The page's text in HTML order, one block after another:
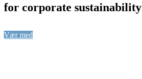
for corporate sustainability
Vær med